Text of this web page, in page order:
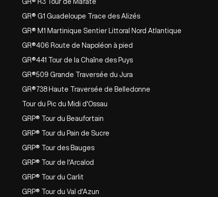
GR® G1 Guadeloupe Trace des Alizés
GR® M1 Martinique Sentier Littoral Nord Atlantique
GR®406 Route de Napoléon à pied
GR®441 Tour de la Chaîne des Puys
GR®509 Grande Traversée du Jura
GR®738 Haute Traversée de Belledonne
Tour du Pic du Midi d'Ossau
GRP® Tour du Beaufortain
GRP® Tour du Pain de Sucre
GRP® Tour des Bauges
GRP® Tour de l'Arcalod
GRP® Tour du Carlit
GRP® Tour du Val d'Azun